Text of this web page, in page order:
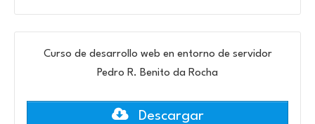
Curso de desarrollo web en entorno de servidor
Pedro R. Benito da Rocha
Descargar